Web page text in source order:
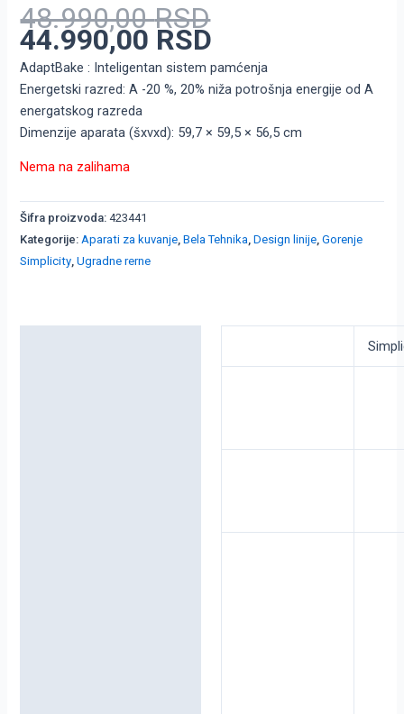
48.990,00RSD
44.990,00 RSD
AdaptBake : Inteligentan sistem pamćenja
Energetski razred: A -20 %, 20% niža potrošnja energije od A
energatskog razreda
Dimenzije aparata (šxvxd): 59,7 × 59,5 × 56,5 cm
Nema na zalihama
Šifra proizvoda:423441
Kategorije:Aparati za kuvanje,Bela Tehnika,Design linije,Gorenje
Simplicity,Ugradne rerne